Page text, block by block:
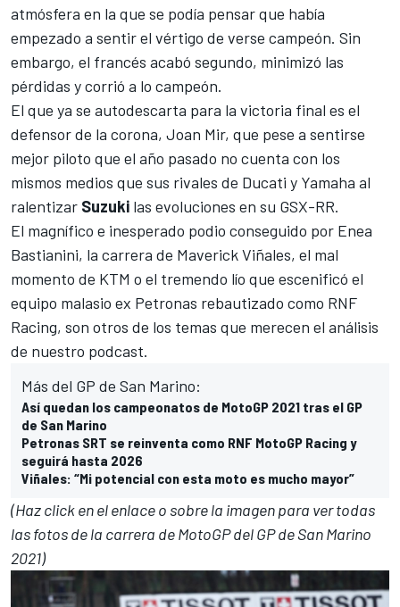
atmósfera en la que se podía pensar que había
empezado a sentir el vértigo de verse campeón. Sin
embargo, el francés acabó segundo, minimizó las
pérdidas y corrió a lo campeón.
El que ya se autodescarta para la victoria final es el
defensor de la corona, Joan Mir, que pese a sentirse
mejor piloto que el año pasado no cuenta con los
mismos medios que sus rivales de Ducati y Yamaha al
ralentizar Suzuki las evoluciones en su GSX-RR.
El magnífico e inesperado podio conseguido por Enea
Bastianini, la carrera de Maverick Viñales, el mal
momento de KTM o el tremendo lío que escenificó el
equipo malasio ex Petronas rebautizado como RNF
Racing, son otros de los temas que merecen el análisis
de nuestro podcast.
Más del GP de San Marino:
Así quedan los campeonatos de MotoGP 2021 tras el GP
de San Marino
Petronas SRT se reinventa como RNF MotoGP Racing y
seguirá hasta 2026
Viñales: “Mi potencial con esta moto es mucho mayor”
(Haz click en el enlace o sobre la imagen para ver todas
las fotos de la carrera de MotoGP del GP de San Marino
2021)